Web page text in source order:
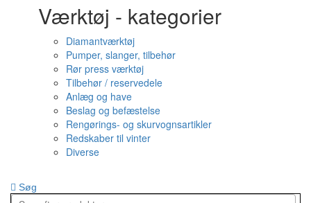
Værktøj - kategorier
Diamantværktøj
Pumper, slanger, tilbehør
Rør press værktøj
Tilbehør / reservedele
Anlæg og have
Beslag og befæstelse
Rengørings- og skurvognsartikler
Redskaber til vinter
Diverse
Søg